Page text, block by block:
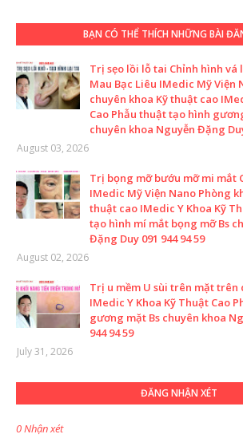
BẠN CÓ THỂ THÍCH NHỮNG BÀI
Trị sẹo lồi lỗ tai Chỉnh hình vá
Mau Bạc Liêu IMedic Mỹ Viện
chuyên khoa Kỹ thuật cao
Cao Phẫu thuật tạo hình
chuyên khoa Nguyễn Đặng
August 03, 2026
Trị bọng mỡ bướu mỡ mi mắt
IMedic Mỹ Viện Nano Phòng
thuật cao IMedic Y Khoa Kỹ
tạo hình mí mắt bọng mỡ Bs
Đặng Duy 091 944 94 59
August 02, 2026
Trị u mềm U sùi trên mặt trên
IMedic Y Khoa Kỹ Thuật Cao
gương mặt Bs chuyên khoa
944 94 59
July 31, 2026
ĐĂNG NHẬN XÉT
0 Nhận xét